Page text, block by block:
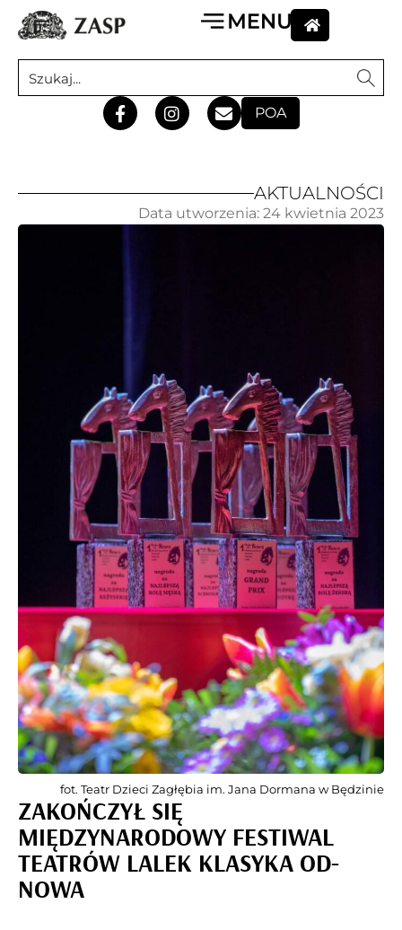
POA
AKTUALNOŚCI
ZAKOŃCZYŁ SIĘ
MIĘDZYNARODOWY FESTIWAL
TEATRÓW LALEK KLASYKA OD-
NOWA
Data utworzenia: 24 kwietnia 2023
fot. Teatr Dzieci Zagłębia im. Jana Dormana w Będzinie